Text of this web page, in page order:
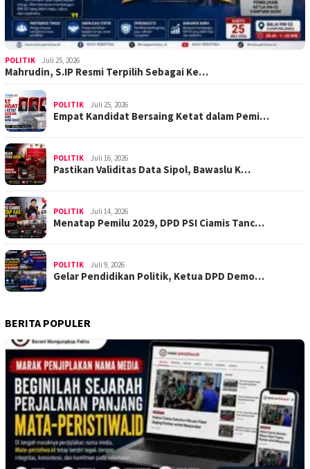
POLITIK Juli 25, 2026
Mahrudin, S.IP Resmi Terpilih Sebagai Ke…
POLITIK Juli 25, 2026
Empat Kandidat Bersaing Ketat dalam Pemi…
POLITIK Juli 16, 2026
Pastikan Validitas Data Sipol, Bawaslu K…
POLITIK Juli 14, 2026
Menatap Pemilu 2029, DPD PSI Ciamis Tanc…
POLITIK Juli 9, 2026
Gelar Pendidikan Politik, Ketua DPD Demo…
BERITA POPULER